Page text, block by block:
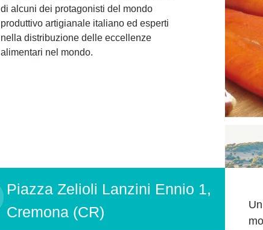
di alcuni dei protagonisti del mondo
produttivo artigianale italiano ed esperti
nella distribuzione delle eccellenze
alimentari nel mondo.
Piazza Zelioli Lanzini Ennio 1,
Cremona (CR)